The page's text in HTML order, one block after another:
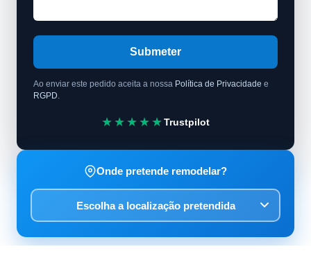
Submeter
Ao enviar este pedido aceita a nossa Política de Privacidade e
RGPD
★★★★★Trustpilot
Onde pretende remodelar?